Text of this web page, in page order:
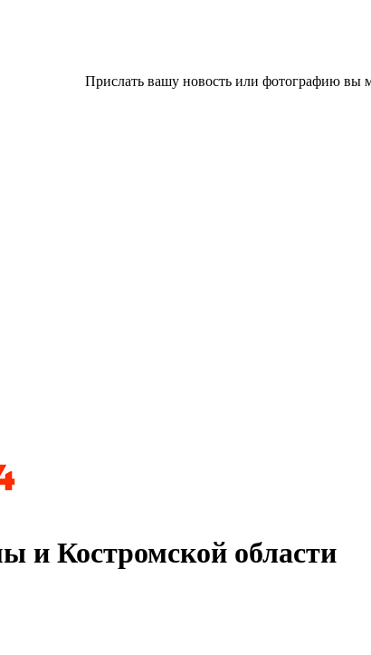
Прислать вашу новость или фотографию вы
и Костромской области